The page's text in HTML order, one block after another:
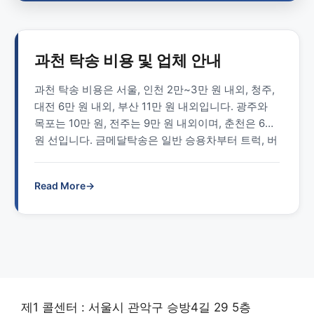
과천 탁송 비용 및 업체 안내
과천 탁송 비용은 서울, 인천 2만~3만 원 내외, 청주,
대전 6만 원 내외, 부산 11만 원 내외입니다. 광주와
목포는 10만 원, 전주는 9만 원 내외이며, 춘천은 6만
원 선입니다. 금메달탁송은 일반 승용차부터 트럭, 버
하게 수행하고 있습니다. 콜센터 번호는 1577-4774
Read More→
제1 콜센터 : 서울시 관악구 승방4길 29 5층